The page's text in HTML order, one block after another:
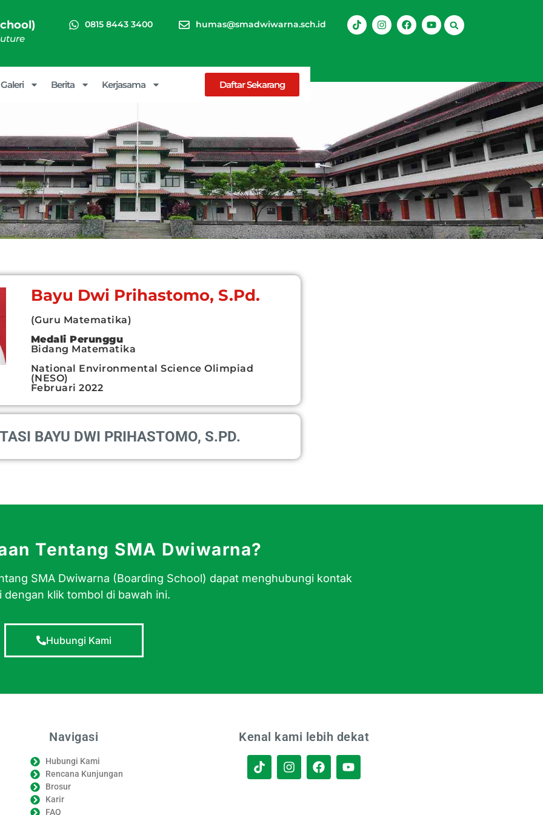
0815 8443 3400 humas@smadwiwarna.sch.id
Galeri Berita Kerjasama Daftar Sekarang
Bayu Dwi Prihastomo, S.Pd.
(Guru Matematika)
Medali Perunggu
Bidang Matematika
National Environmental Science Olimpiad
(NESO)
Februari 2022
BAYU DWI PRIHASTOMO, S.PD.
Tentang SMA Dwiwarna?
SMA Dwiwarna (Boarding School) dapat menghubungi kontak
dengan klik tombol di bawah ini.
Hubungi Kami
Navigasi
Hubungi Kami
Rencana Kunjungan
Brosur
Karir
FAQ
Kenal kami lebih dekat